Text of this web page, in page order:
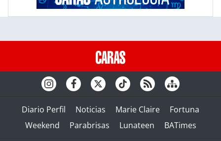
Diario Perfil Noticias Marie Claire
Fortuna
Weekend
Parabrisas Lunateen BATimes